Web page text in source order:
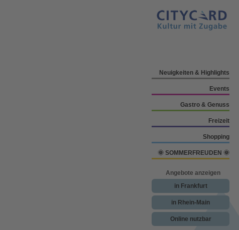
Neuigkeiten & Highlights
Events
Gastro & Genuss
Freizeit
Shopping
🌞 SOMMERFREUDEN 🌞
Angebote anzeigen
in Frankfurt
in Rhein-Main
Online nutzbar